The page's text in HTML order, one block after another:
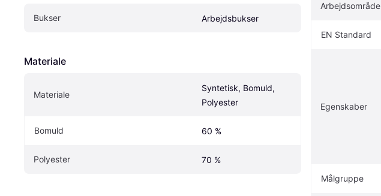
Bukser Arbejdsbukser
Materiale
Materiale
Syntetisk, Bomuld,
Polyester
Bomuld 60 %
Polyester 70 %
Arbejdsområde
EN Standard
Egenskaber
Målgruppe